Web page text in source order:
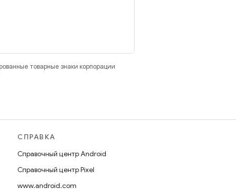
товарные знаки корпорации
СПРАВКА
Справочный центр Android
Справочный центр Pixel
www.android.com